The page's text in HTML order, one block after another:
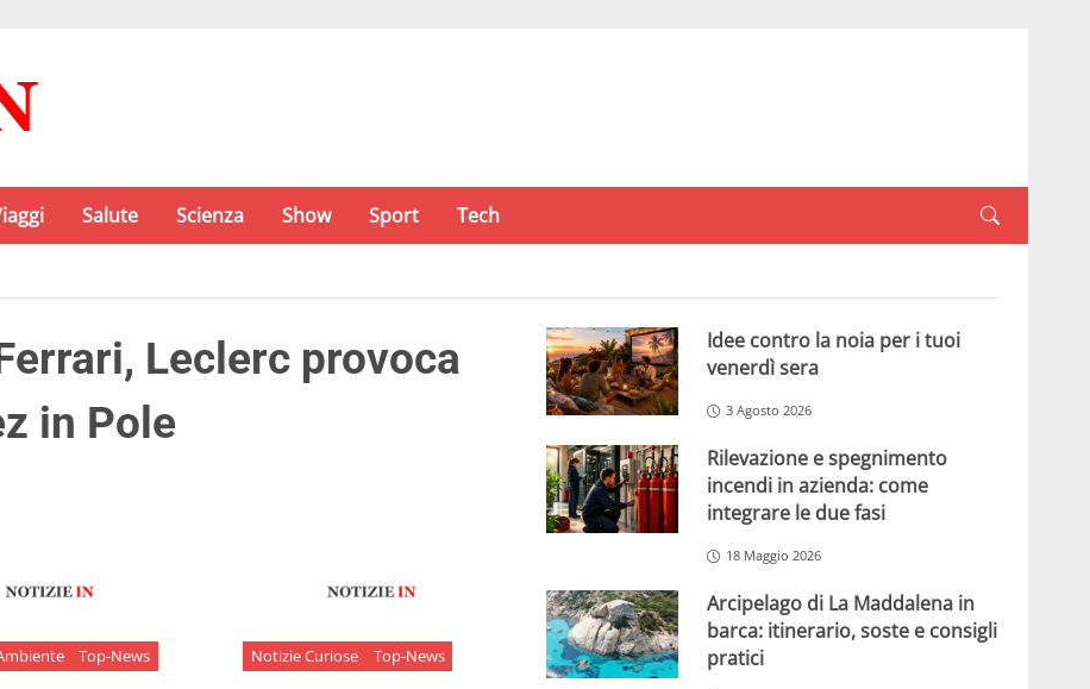
Salute Scienza Show Sport Tech
Leclerc provoca
in Pole
Top-News Notizie Curiose Top-News
Idee contro la noia per i tuoi
venerdì sera
3 Agosto 2026
Rilevazione e spegnimento
incendi in azienda: come
integrare le due fasi
18 Maggio 2026
Arcipelago di La Maddalena in
barca: itinerario, soste e consigli
pratici